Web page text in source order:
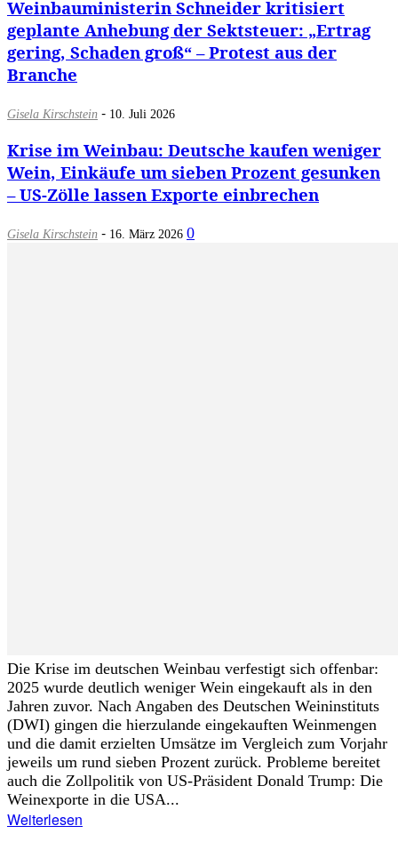
Weinbauministerin Schneider kritisiert
geplante Anhebung der Sektsteuer: „Ertrag
gering, Schaden groß“ – Protest aus der
Branche
Gisela Kirschstein - 10. Juli 2026
Krise im Weinbau: Deutsche kaufen weniger
Wein, Einkäufe um sieben Prozent gesunken
– US-Zölle lassen Exporte einbrechen
Gisela Kirschstein - 16. März 2026 0
Die Krise im deutschen Weinbau verfestigt sich offenbar:
2025 wurde deutlich weniger Wein eingekauft als in den
Jahren zuvor. Nach Angaben des Deutschen Weininstituts
(DWI) gingen die hierzulande eingekauften Weinmengen
und die damit erzielten Umsätze im Vergleich zum Vorjahr
jeweils um rund sieben Prozent zurück. Probleme bereitet
auch die Zollpolitik von US-Präsident Donald Trump: Die
Weinexporte in die USA...
Weiterlesen